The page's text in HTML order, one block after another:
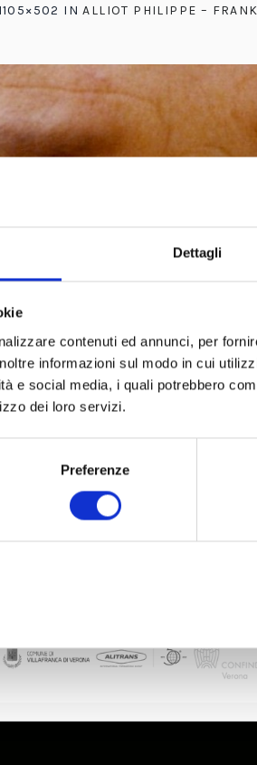
Dettagli
contenuti ed annunci, per
informazioni sul modo in cui
e social media, i quali potrebbero
dei loro servizi.
Preferenze
INALLIOT PHILIPPE –